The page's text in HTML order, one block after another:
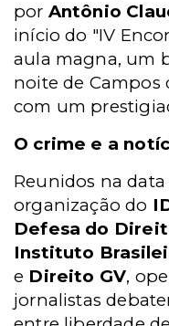
por Antônio
início do "IV
aula magna, um
noite de Campos
com um
O crime e a
Reunidos na
organização do
Defesa do
Instituto
e Direito GV,
jornalistas